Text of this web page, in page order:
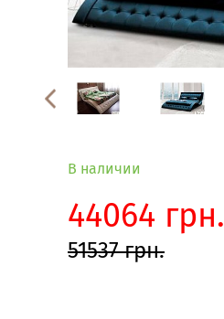
В наличии
44064 грн.
51537 грн.